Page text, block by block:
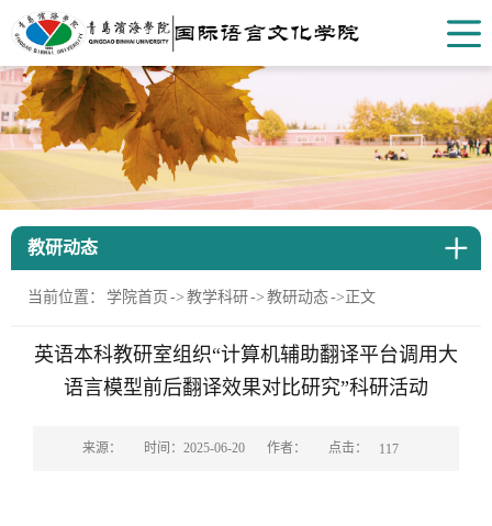
教研动态
当前位置： 学院首页 -> 教学科研-> 教研动态->正文
英语本科教研室组织“计算机辅助翻译平台调用大
语言模型前后翻译效果对比研究”科研活动
来源： 时间：2025-06-20 作者： 点击： 117